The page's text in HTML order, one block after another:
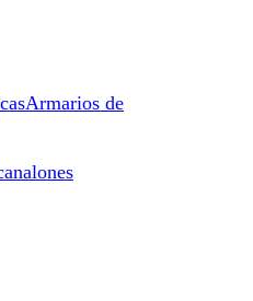
Armarios de